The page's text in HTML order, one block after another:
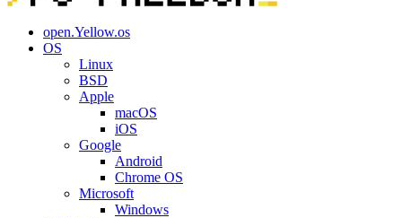
open.Yellow.os
OS
Linux
BSD
Apple
macOS
iOS
Google
Android
Chrome OS
Microsoft
Windows